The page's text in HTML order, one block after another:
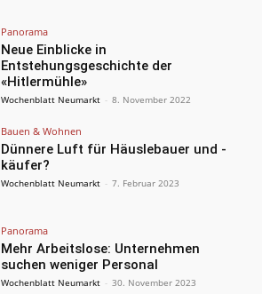
Panorama
Neue Einblicke in
Entstehungsgeschichte der
«Hitlermühle»
Wochenblatt Neumarkt - 8. November 2022
Bauen & Wohnen
Dünnere Luft für Häuslebauer und -
käufer?
Wochenblatt Neumarkt - 7. Februar 2023
Panorama
Mehr Arbeitslose: Unternehmen
suchen weniger Personal
Wochenblatt Neumarkt - 30. November 2023